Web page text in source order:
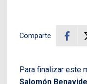
Comparte
Para finalizar este
Salomón